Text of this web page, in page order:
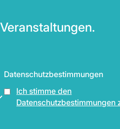
Datenschutzbestimmungen
Ich stimme den
Datenschutzbestimmungen